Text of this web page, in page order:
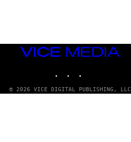
VICE
MEDIA
© 2026 VICE DIGITAL PUBLISHING, LLC